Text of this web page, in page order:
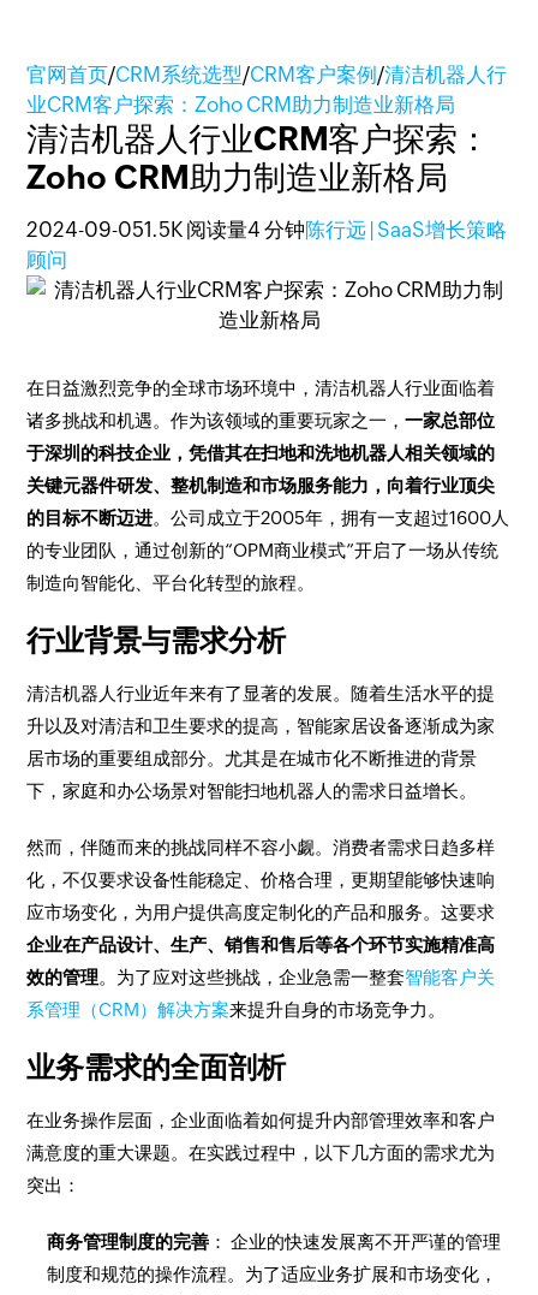
官网首页/CRM系统选型/CRM客户案例/清洁机器人行
业CRM客户探索：Zoho CRM助力制造业新格局
清洁机器人行业CRM客户探索：
Zoho CRM助力制造业新格局
2024-09-051.5K 阅读量4 分钟陈行远 | SaaS增长策略
顾问
在日益激烈竞争的全球市场环境中，清洁机器人行业面临着
诸多挑战和机遇。作为该领域的重要玩家之一，一家总部位
于深圳的科技企业，凭借其在扫地和洗地机器人相关领域的
关键元器件研发、整机制造和市场服务能力，向着行业顶尖
的目标不断迈进。公司成立于2005年，拥有一支超过1600人
的专业团队，通过创新的“OPM商业模式”开启了一场从传统
制造向智能化、平台化转型的旅程。
行业背景与需求分析
清洁机器人行业近年来有了显著的发展。随着生活水平的提
升以及对清洁和卫生要求的提高，智能家居设备逐渐成为家
居市场的重要组成部分。尤其是在城市化不断推进的背景
下，家庭和办公场景对智能扫地机器人的需求日益增长。
然而，伴随而来的挑战同样不容小觑。消费者需求日趋多样
化，不仅要求设备性能稳定、价格合理，更期望能够快速响
应市场变化，为用户提供高度定制化的产品和服务。这要求
企业在产品设计、生产、销售和售后等各个环节实施精准高
效的管理。为了应对这些挑战，企业急需一整套智能客户关
系管理（CRM）解决方案来提升自身的市场竞争力。
业务需求的全面剖析
在业务操作层面，企业面临着如何提升内部管理效率和客户
满意度的重大课题。在实践过程中，以下几方面的需求尤为
突出：
商务管理制度的完善 ： 企业的快速发展离不开严谨的管理
制度和规范的操作流程。为了适应业务扩展和市场变化，